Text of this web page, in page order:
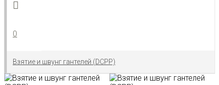
0
Взятие и швунг гантелей (DCPP)